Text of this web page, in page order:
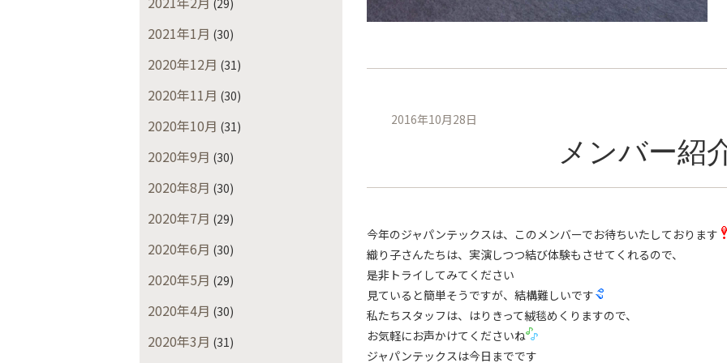
(29)
2021年1月 (30)
2020年12月 (31)
2020年11月 (30)
2020年10月 (31)
2020年9月 (30)
2020年8月 (30)
2020年7月 (29)
2020年6月 (30)
2020年5月 (29)
2020年4月 (30)
2020年3月 (31)
2016年10月28日
メンバー紹
今年のジャパンテックスは、このメンバーでお待ちいたしております
織り子さんたちは、実演しつつ結び体験もさせてくれるので、
是非トライしてみてください
見ていると簡単そうですが、結構難しいです
私たちスタッフは、はりきって絨毯めくりますので、
お気軽にお声かけてくださいね
ジャパンテックスは今日までです